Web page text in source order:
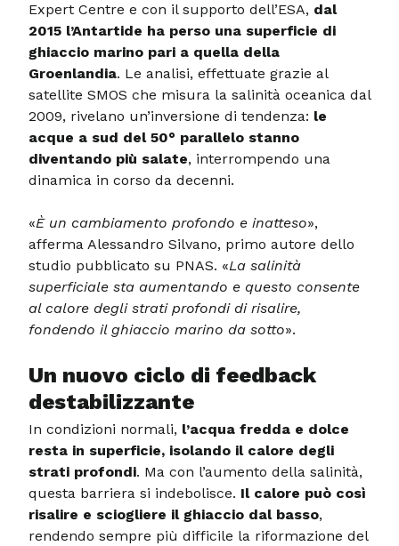
Expert Centre e con il supporto dell’ESA, dal
2015 l’Antartide ha perso una superficie di
ghiaccio marino pari a quella della
Groenlandia. Le analisi, effettuate grazie al
satellite SMOS che misura la salinità oceanica dal
2009, rivelano un’inversione di tendenza: le
acque a sud del 50° parallelo stanno
diventando più salate, interrompendo una
dinamica in corso da decenni.
«È un cambiamento profondo e inatteso»,
afferma Alessandro Silvano, primo autore dello
studio pubblicato su PNAS. «La salinità
superficiale sta aumentando e questo consente
al calore degli strati profondi di risalire,
fondendo il ghiaccio marino da sotto».
Un nuovo ciclo di feedback
destabilizzante
In condizioni normali, l’acqua fredda e dolce
resta in superficie, isolando il calore degli
strati profondi. Ma con l’aumento della salinità,
questa barriera si indebolisce. Il calore può così
risalire e sciogliere il ghiaccio dal basso,
rendendo sempre più difficile la riformazione del